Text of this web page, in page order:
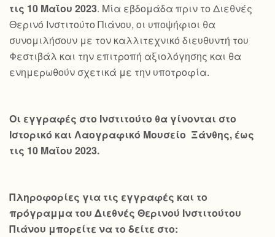
τις 10 Μαΐου 2023. Μία εβδομάδα πριν το Διεθνές
Θερινό Ινστιτούτο Πιάνου, οι υποψήφιοι θα
συνομιλήσουν με τον καλλιτεχνικό διευθυντή του
Φεστιβάλ και την επιτροπή αξιολόγησης και θα
ενημερωθούν σχετικά με την υποτροφία.
Οι εγγραφές στο Ινστιτούτο θα γίνονται στο
Ιστορικό και Λαογραφικό Μουσείο Ξάνθης, έως
τις 10 Μαΐου 2023.
Πληροφορίες για τις εγγραφές και το
πρόγραμμα του Διεθνές Θερινού Ινστιτούτου
Πιάνου μπορείτε να το δείτε στο: